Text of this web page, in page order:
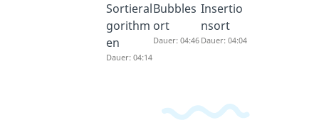
Sortieral
gorithm
en
Dauer: 04:14
Bubbles
ort
Dauer: 04:46
Insertio
nsort
Dauer: 04:04